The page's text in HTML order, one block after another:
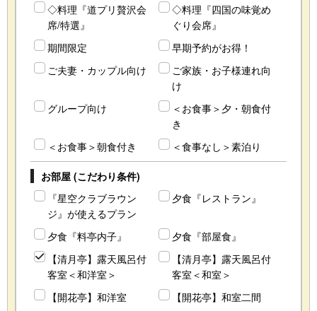
◇料理『道プリ贅沢会
席/特選』
◇料理『四国の味覚め
ぐり会席』
期間限定
早期予約がお得！
ご夫妻・カップル向け
ご家族・お子様連れ向
け
グループ向け
＜お食事＞夕・朝食付
き
＜お食事＞朝食付き
＜食事なし＞素泊り
お部屋 (こだわり条件)
『星空クラブラウン
ジ』が使えるプラン
夕食『レストラン』
夕食『料亭内子』
夕食『部屋食』
【清月亭】露天風呂付
客室＜和洋室＞
【清月亭】露天風呂付
客室＜和室＞
【開花亭】和洋室
【開花亭】和室二間